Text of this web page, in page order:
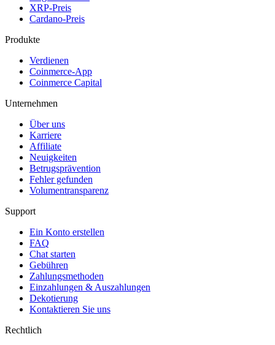
XRP-Preis
Cardano-Preis
Produkte
Verdienen
Coinmerce-App
Coinmerce Capital
Unternehmen
Über uns
Karriere
Affiliate
Neuigkeiten
Betrugsprävention
Fehler gefunden
Volumentransparenz
Support
Ein Konto erstellen
FAQ
Chat starten
Gebühren
Zahlungsmethoden
Einzahlungen & Auszahlungen
Dekotierung
Kontaktieren Sie uns
Rechtlich